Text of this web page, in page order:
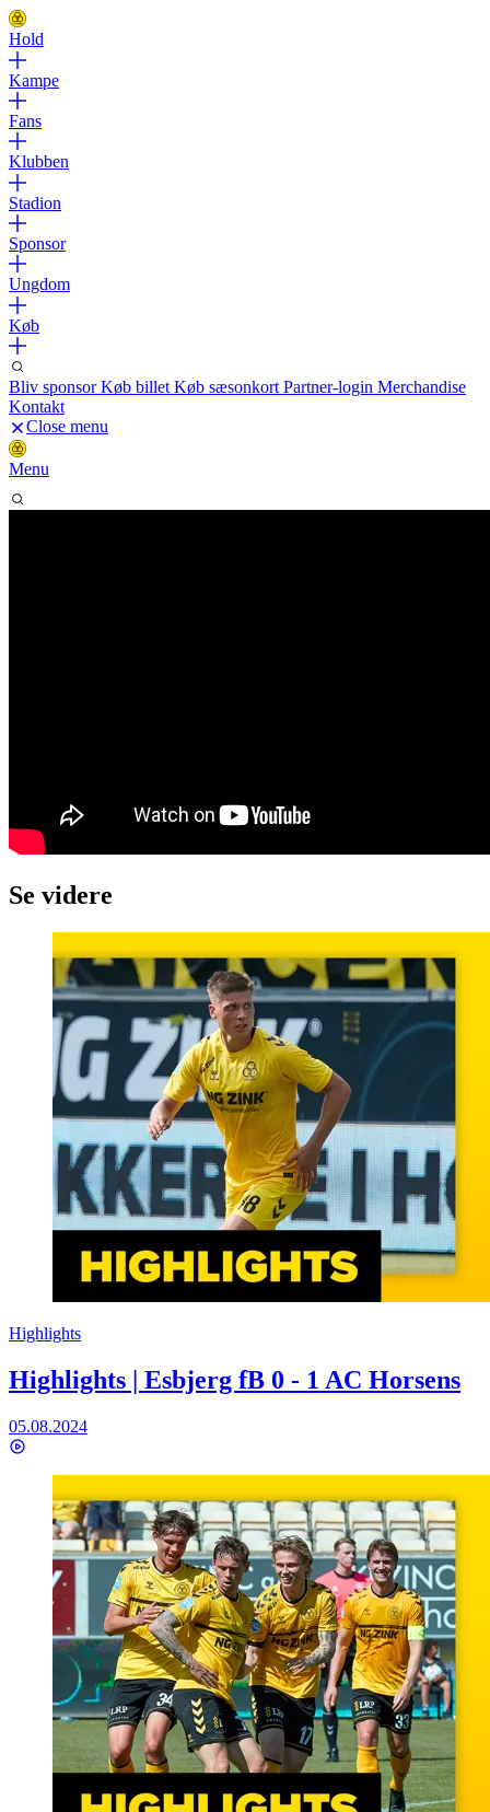
Hold
Kampe
Fans
Klubben
Stadion
Sponsor
Ungdom
Køb
Bliv sponsorKøb billet Køb sæsonkort Partner-login Merchandise
Kontakt
Close menu
Menu
Se videre
Highlights
Highlights | Esbjerg fB 0 - 1 AC Horsens
05.08.2024